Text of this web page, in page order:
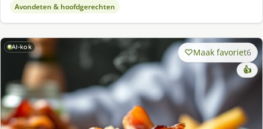
Avondeten & hoofdgerechten
AI-kok Maak favoriet6
👍